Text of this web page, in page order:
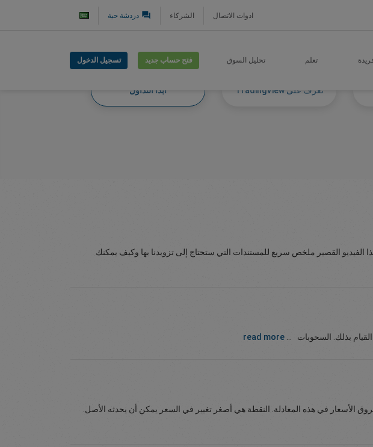
ادوات الاتصال الشركاء question_answer دردشة حية
تعلم تحليل السوق فتح حساب جديد تسجيل الدخول
تعرف على TradingView ابدأ التداول
الفيديو القصير ملخص سريع للمستندات التي ستحتاج إلى تزويدنا بها وكيف يمكنك
بذلك. السحوبات ... read more
الأسعار في هذه المعادلة. النقطة هي أصغر تغيير في السعر يمكن أن يحدثه الأصل.